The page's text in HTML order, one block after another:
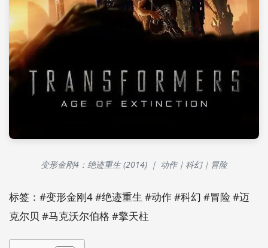
变形金刚4：绝迹重生 (2014) ｜ 动作｜科幻｜冒险
标签：#变形金刚4 #绝迹重生 #动作 #科幻 #冒险 #迈
克尔贝 #马克沃尔伯格 #擎天柱